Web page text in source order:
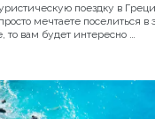
поездку в
мечтаете поселиться в
то вам будет интересно …